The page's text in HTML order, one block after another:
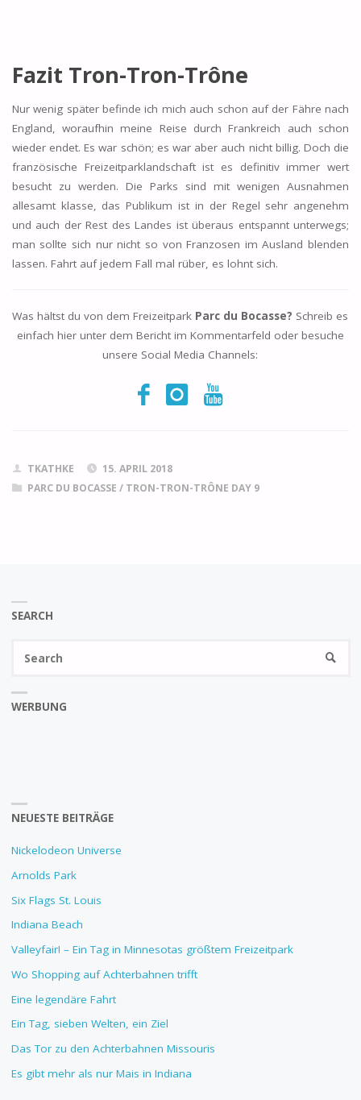
Fazit Tron-Tron-Trône
Nur wenig später befinde ich mich auch schon auf der Fähre nach
England, woraufhin meine Reise durch Frankreich auch schon
wieder endet. Es war schön; es war aber auch nicht billig. Doch die
französische Freizeitparklandschaft ist es definitiv immer wert
besucht zu werden. Die Parks sind mit wenigen Ausnahmen
allesamt klasse, das Publikum ist in der Regel sehr angenehm
und auch der Rest des Landes ist überaus entspannt unterwegs;
man sollte sich nur nicht so von Franzosen im Ausland blenden
lassen. Fahrt auf jedem Fall mal rüber, es lohnt sich.
Was hältst du von dem Freizeitpark Parc du Bocasse? Schreib es
einfach hier unter dem Bericht im Kommentarfeld oder besuche
unsere Social Media Channels:
TKATHKE
15. APRIL 2018
PARC DU BOCASSE / TRON-TRON-TRÔNE DAY 9
SEARCH
WERBUNG
NEUESTE BEITRÄGE
Nickelodeon Universe
Arnolds Park
Six Flags St. Louis
Indiana Beach
Valleyfair! – Ein Tag in Minnesotas größtem Freizeitpark
Wo Shopping auf Achterbahnen trifft
Eine legendäre Fahrt
Ein Tag, sieben Welten, ein Ziel
Das Tor zu den Achterbahnen Missouris
Es gibt mehr als nur Mais in Indiana